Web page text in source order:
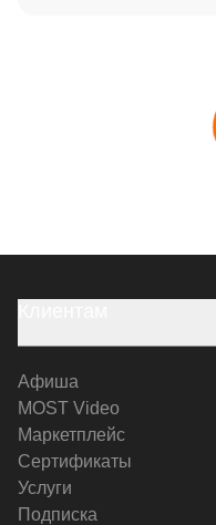
Афиша
MOST Video
Маркетплейс
Сертификаты
Услуги
Подписка